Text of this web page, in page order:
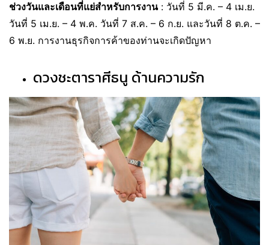
ช่วงวันและเดือนที่แย่สำหรับการงาน: วันที่ 5 มี.ค. – 4 เม.ย.
วันที่ 5 เม.ย. – 4 พ.ค. วันที่ 7 ส.ค. – 6 ก.ย. และวันที่ 8 ต.ค. –
6 พ.ย. การงานธุรกิจการค้าของท่านจะเกิดปัญหา
ดวงชะตาราศีธนู ด้านความรัก